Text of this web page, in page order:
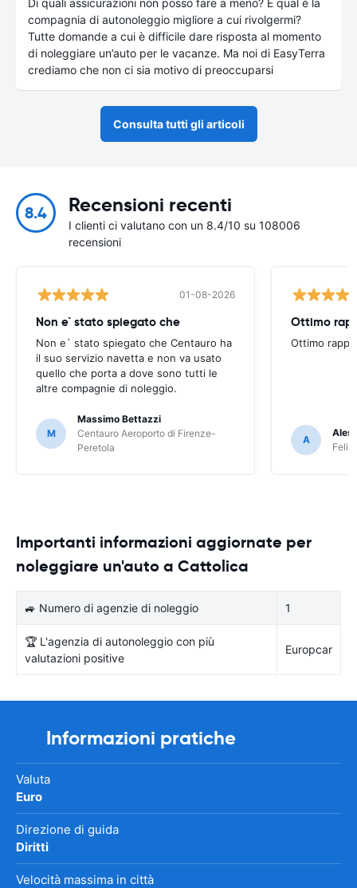
Di quali assicurazioni non posso fare a meno? E qual è la
compagnia di autonoleggio migliore a cui rivolgermi?
Tutte domande a cui è difficile dare risposta al momento
di noleggiare un’auto per le vacanze. Ma noi di EasyTerra
crediamo che non ci sia motivo di preoccuparsi
Consulta tutti gli articoli
8.4 Recensioni recenti
I clienti ci valutano con un 8.4/10 su 108006
recensioni
01-08-2026
Non e` stato spiegato che
Non e` stato spiegato che Centauro ha
il suo servizio navetta e non va usato
quello che porta a dove sono tutti le
altre compagnie di noleggio.
M
Massimo Bettazzi
Centauro Aeroporto di Firenze-
Peretola
Ottimo
Ottimo
A
Importanti informazioni aggiornate per
noleggiare un'auto a Cattolica
🚙 Numero di agenzie di noleggio 1
🏆 L'agenzia di autonoleggio con più
valutazioni positive
Europcar
Informazioni pratiche
Valuta
Euro
Direzione di guida
Diritti
Velocità massima in città